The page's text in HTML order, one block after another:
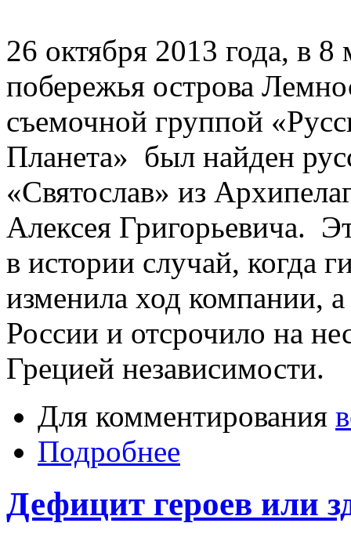
26 октября 2013 года, в
побережья острова
съемочной группой
Планета» был найден
«Святослав» из
Алексея Григорьевича.
в истории случай, когда
изменила ход компании,
России и отсрочило на
Грецией независимости.
Для комментирования
Подробнее
Дефицит героев или